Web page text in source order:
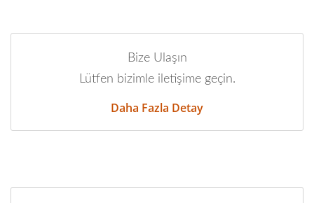
Bize Ulaşın
Lütfen bizimle iletişime geçin.
Daha Fazla Detay